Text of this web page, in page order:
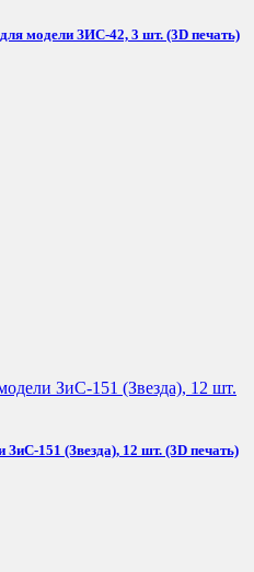
модели ЗИС-42, 3 шт. (3D печать)
151 (Звезда), 12 шт. (3D печать)